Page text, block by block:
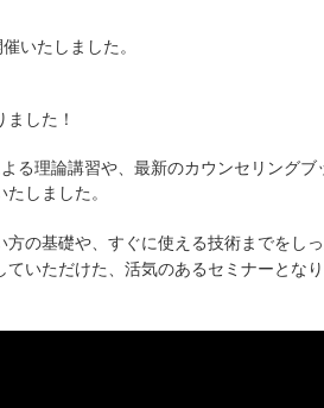
いたしました。
る理論講習や、最新のカウンセリングブ
しました。
の基礎や、すぐに使える技術までをし
いただけた、活気のあるセミナーとなり